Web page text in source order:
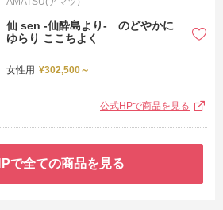
仙 sen -仙酔島より- のどやかに
ゆらり ここちよく
女性用 ¥302,500～
公式HPで商品を見る
で全ての商品を見る